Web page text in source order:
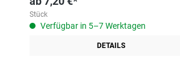
Stück
Verfügbar in 5–7 Werktagen
DETAILS